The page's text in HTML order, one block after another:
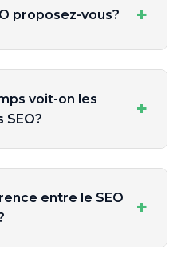
proposez-vous? +
voit-on les
+
entre le SEO
+